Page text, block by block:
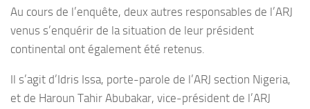
Au cours de l’enquête, deux autres responsables de l’ARJ
venus s’enquérir de la situation de leur président
continental ont également été retenus.
Il s’agit d’Idris Issa, porte-parole de l’ARJ section Nigeria,
et de Haroun Tahir Abubakar, vice-président de l’ARJ